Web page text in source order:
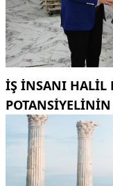
İŞ INSANI HALIL